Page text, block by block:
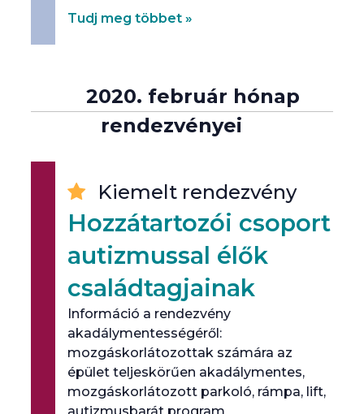
Tudj meg többet »
2020. február hónap
rendezvényei
Kiemelt rendezvény
Hozzátartozói csoport
autizmussal élők
családtagjainak
Információ a rendezvény
akadálymentességéről:
mozgáskorlátozottak számára az
épület teljeskörűen akadálymentes,
mozgáskorlátozott parkoló, rámpa, lift,